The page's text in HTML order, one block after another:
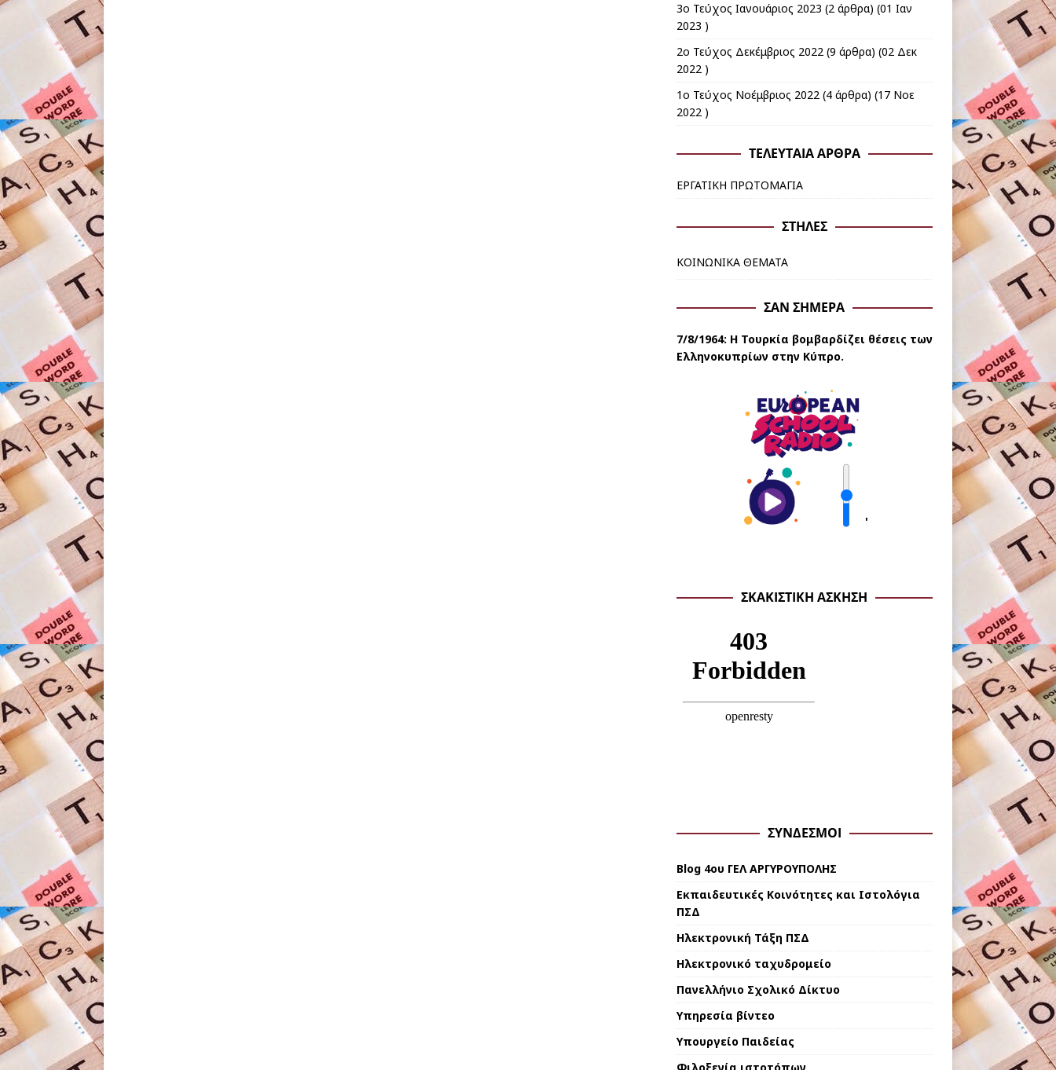
3ο Τεύχος Ιανουάριος 2023 (2 άρθρα) (01 Ιαν
2023 )
2o Τεύχος Δεκέμβριος 2022(9 άρθρα) (02 Δεκ
2022 )
1o Τεύχος Νοέμβριος 2022(4 άρθρα) (17 Νοε
2022 )
ΤΕΛΕΥΤΑΊΑ ΆΡΘΡΑ
ΕΡΓΑΤΙΚΗ ΠΡΩΤΟΜΑΓΙΑ
ΣΤΉΛΕΣ
ΚΟΙΝΩΝΙΚΑ ΘΕΜΑΤΑ
ΣΑΝ ΣΉΜΕΡΑ
7/8/1964: Η Τουρκία βομβαρδίζει θέσεις των
Ελληνοκυπρίων στην Κύπρο.
'
ΣΚΑΚΙΣΤΙΚΉ ΆΣΚΗΣΗ
ΣΎΝΔΕΣΜΟΙ
Blog 4ου ΓΕΛ ΑΡΓΥΡΟΥΠΟΛΗΣ
Εκπαιδευτικές Κοινότητες και Ιστολόγια
ΠΣΔ
Ηλεκτρονική Τάξη ΠΣΔ
Ηλεκτρονικό ταχυδρομείο
Πανελλήνιο Σχολικό Δίκτυο
Υπηρεσία βίντεο
Υπουργείο Παιδείας